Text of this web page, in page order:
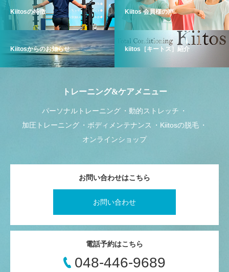
Kiitosの特徴 Kiitos 会員様の声
Kiitosからのお知らせ kiitos［キートス］紹介
トレーニング&ケアメニュー
パーソナルトレーニング
動的ストレッチ
加圧トレーニング
ボディメンテナンス
Kiitosの脱毛
オンラインショップ
お問い合わせはこちら
お問い合わせ
電話予約はこちら
048-446-9689